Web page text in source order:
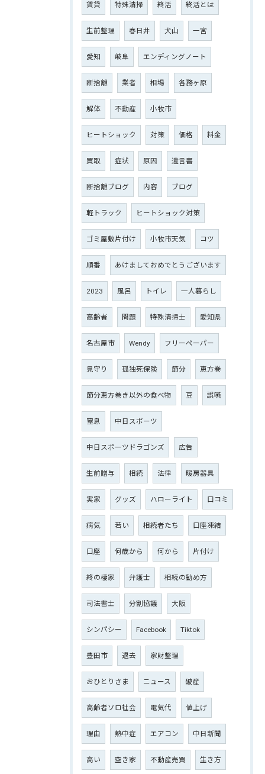
賃貸 特殊清掃 終活 終活とは
生前整理 春日井 犬山 一宮
愛知 岐阜 エンディングノート
断捨離 業者 相場 各務ヶ原
解体 不動産 小牧市
ヒートショック 対策 価格 料金
買取 症状 原因 遺言書
断捨離ブログ 内容 ブログ
軽トラック ヒートショック対策
ゴミ屋敷片付け 小牧市天気 コツ
順番 あけましておめでとうございます
2023 風呂 トイレ 一人暮らし
高齢者 問題 特殊清掃士 愛知県
名古屋市 Wendy フリーペーパー
見守り 孤独死保険 節分 恵方巻
節分恵方巻き以外の食べ物 豆 誤嚥
窒息 中日スポーツ
中日スポーツドラゴンズ 広告
生前贈与 相続 法律 暖房器具
実家 グッズ ハローライト 口コミ
病気 若い 相続者たち 口座凍結
口座 何歳から 何から 片付け
終の棲家 弁護士 相続の勧め方
司法書士 分割協議 大阪
シンパシー Facebook Tiktok
豊田市 退去 家財整理
おひとりさま ニュース 破産
高齢者ソロ社会 電気代 値上げ
理由 熱中症 エアコン 中日新聞
高い 空き家 不動産売買 生き方